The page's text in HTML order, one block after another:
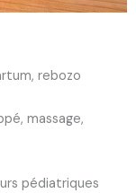
rebozo
massage,
pédiatriques